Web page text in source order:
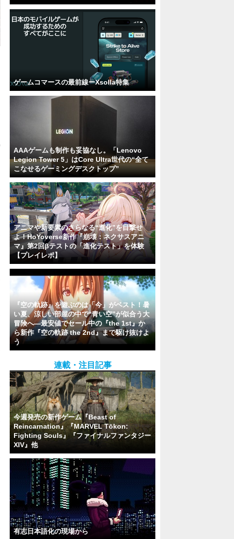
ゲームコマースの最前線ーXsolla特集
AAAゲームも制作も妥協なし。「Lenovo
Legion Tower 5」はCore Ultra世代の“全て
こなせるゲーミングデスクトップ”
アニマや新要素のさらなる“進化”を目撃せ
よ！HoYoverse新作『崩壊：ネクサスアニ
マ』第2回βテストの「進化テスト」を体験
【プレイレポ】
『空の軌跡』を遊ぶのは「今」がベスト！暑
い夏、涼しい部屋の中で“青い空”が似合う大
冒険へ―最安値でセール中の『the 1st』か
ら新作『空の軌跡 the 2nd』まで駆け抜けよ
う
連載・注目記事
今週発売の新作ゲーム『Beast of
Reincarnation』『MARVEL Tōkon:
Fighting Souls』『ファイナルファンタジー
XIV』他
有志日本語化の現場から